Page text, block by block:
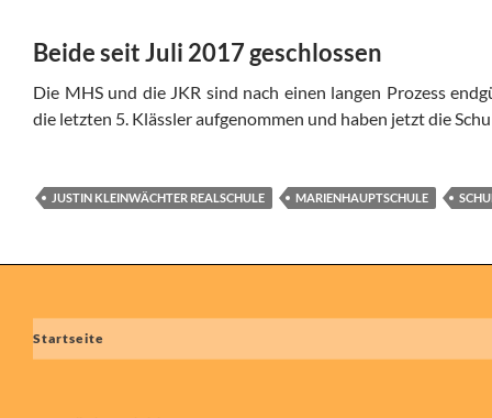
Beide seit Juli 2017 geschlossen
Die MHS und die JKR sind nach einen langen Prozess
die letzten 5. Klässler aufgenommen und haben jetzt die
JUSTIN KLEINWÄCHTER REALSCHULE MARIENHAUPTSCHULE
Startseite